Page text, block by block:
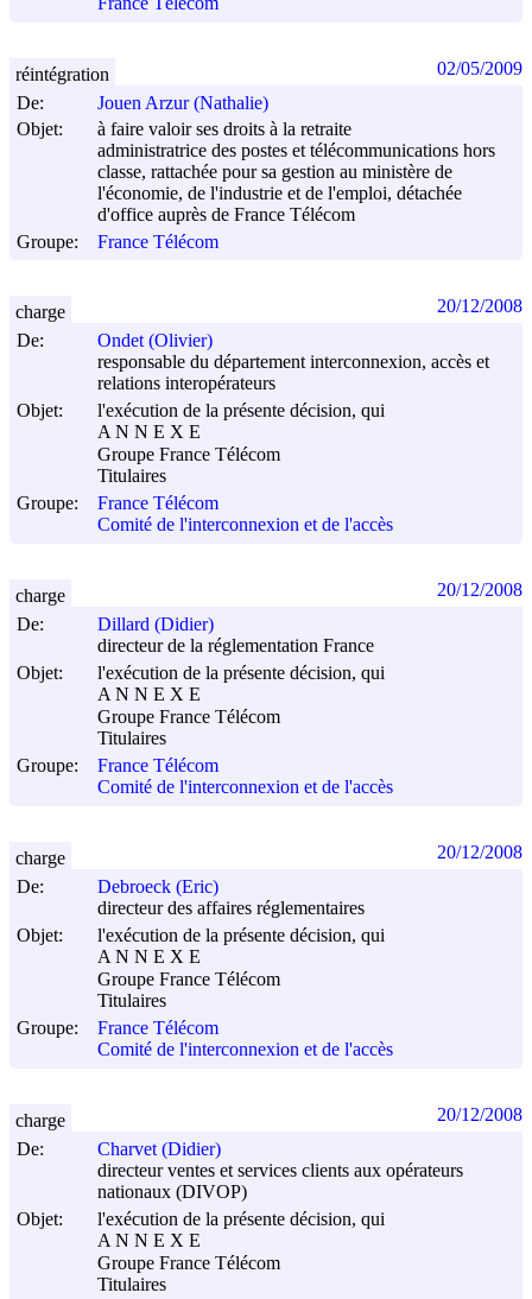
De:
Jouen Arzur (Nathalie)
Objet:
à faire valoir ses droits à la retraite
administratrice des postes et télécommunications hors
classe, rattachée pour sa gestion au ministère de
l'économie, de l'industrie et de l'emploi, détachée
d'office auprès de France Télécom
Groupe:
France Télécom
réintégration 02/05/2009
De:
Ondet (Olivier)
responsable du département interconnexion, accès et
relations interopérateurs
Objet:
l'exécution de la présente décision, qui
A N N E X E
Groupe France Télécom
Titulaires
Groupe:
France Télécom
Comité de l'interconnexion et de l'accès
charge 20/12/2008
De:
Dillard (Didier)
directeur de la réglementation France
Objet:
l'exécution de la présente décision, qui
A N N E X E
Groupe France Télécom
Titulaires
Groupe:
France Télécom
Comité de l'interconnexion et de l'accès
charge 20/12/2008
De:
Debroeck (Eric)
directeur des affaires réglementaires
Objet:
l'exécution de la présente décision, qui
A N N E X E
Groupe France Télécom
Titulaires
Groupe:
France Télécom
Comité de l'interconnexion et de l'accès
charge 20/12/2008
De:
Charvet (Didier)
directeur ventes et services clients aux opérateurs
nationaux (DIVOP)
Objet:
l'exécution de la présente décision, qui
A N N E X E
Groupe France Télécom
Titulaires
charge 20/12/2008